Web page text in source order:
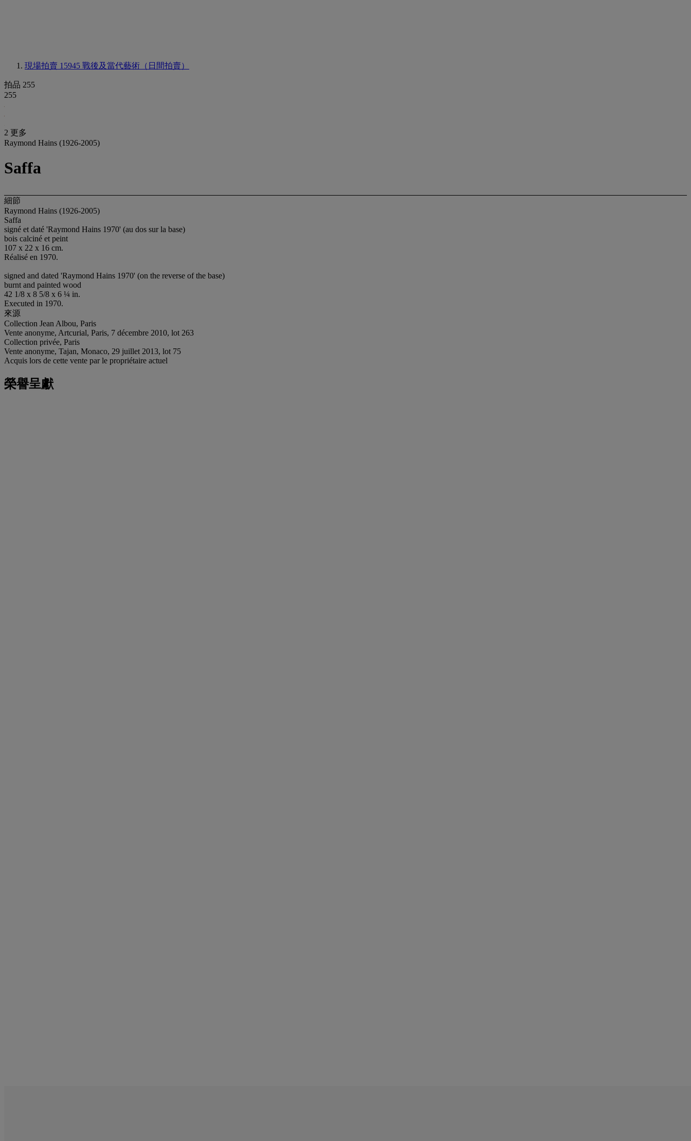
現場拍賣 15945 戰後及當代藝術（日間拍賣）
拍品 255
255
2 更多
Raymond Hains (1926-2005)
Saffa
細節
Raymond Hains (1926-2005)
Saffa
signé et daté 'Raymond Hains 1970' (au dos sur la base)
bois calciné et peint
107 x 22 x 16 cm.
Réalisé en 1970.
signed and dated 'Raymond Hains 1970' (on the reverse of the base)
burnt and painted wood
42 1/8 x 8 5/8 x 6 ¼ in.
Executed in 1970.
來源
Collection Jean Albou, Paris
Vente anonyme, Artcurial, Paris, 7 décembre 2010, lot 263
Collection privée, Paris
Vente anonyme, Tajan, Monaco, 29 juillet 2013, lot 75
Acquis lors de cette vente par le propriétaire actuel
榮譽呈獻